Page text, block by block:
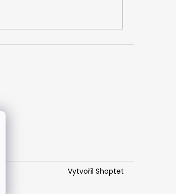
Vytvořil Shoptet